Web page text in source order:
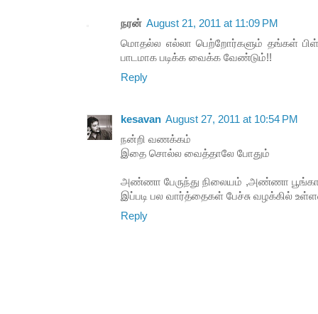
நரன் August 21, 2011 at 11:09 PM
மொதல்ல எல்லா பெற்றோர்களும் தங்கள்
பாடமாக படிக்க வைக்க வேண்டும்!!
Reply
kesavan August 27, 2011 at 10:54 PM
நன்றி வணக்கம்
இதை சொல்ல வைத்தாலே போதும்
அண்ணா பேருந்து நிலையம் ,அண்ணா
இப்படி பல வார்த்தைகள் பேச்சு வழக்கில்
Reply